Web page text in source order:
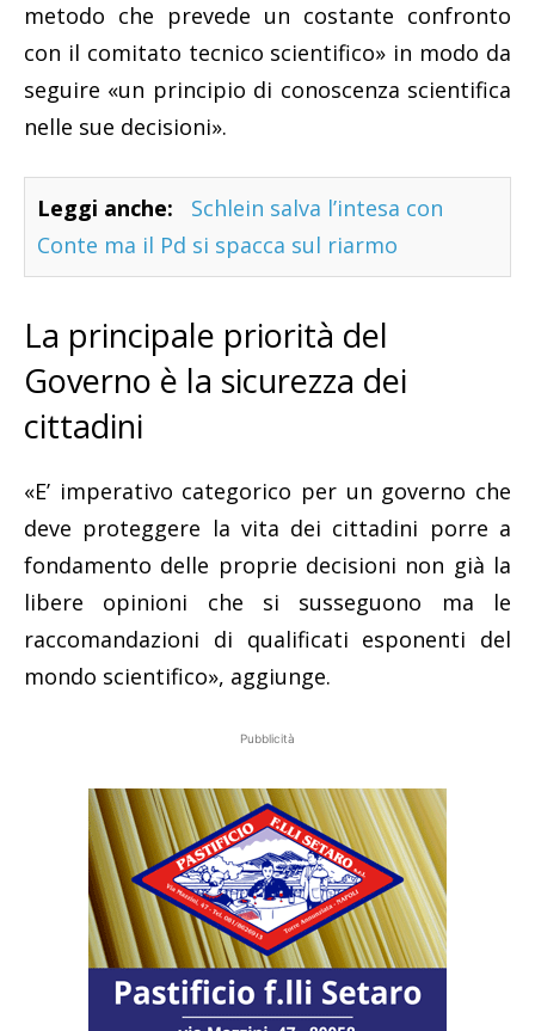
metodo che prevede un costante confronto
con il comitato tecnico scientifico» in modo da
seguire «un principio di conoscenza scientifica
nelle sue decisioni».
Leggi anche:
Schlein salva l’intesa con
Conte ma il Pd si spacca sul riarmo
La principale priorità del
Governo è la sicurezza dei
cittadini
«E’ imperativo categorico per un governo che
deve proteggere la vita dei cittadini porre a
fondamento delle proprie decisioni non già la
libere opinioni che si susseguono ma le
raccomandazioni di qualificati esponenti del
mondo scientifico», aggiunge.
Pubblicità